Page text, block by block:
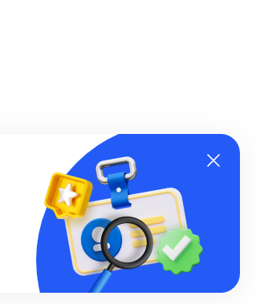
от «25» января 2019 г. Выдано
массовых коммуникаций